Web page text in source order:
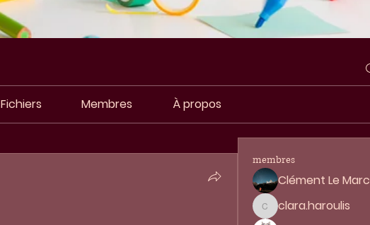
Fichiers Membres À propos
membres
Clément Le Marc
clara.haroulis
clara.haroulis